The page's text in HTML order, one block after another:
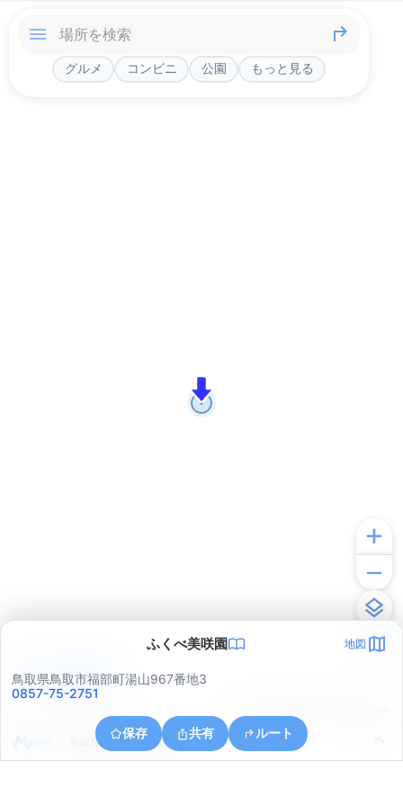
グルメ コンビニ 公園 もっと見る
ふくべ美咲園 地図
鳥取県鳥取市福部町湯山967番地3
0857-75-2751
保存 共有 ルート
鳥取県鳥取市福部町湯山
アプリで見る